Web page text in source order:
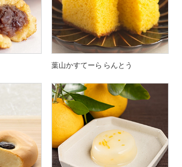
葉山かすてーら らんとう